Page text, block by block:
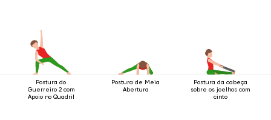
Postura do
Guerreiro 2 com
Apoio no Quadril
Postura de Meia
Abertura
Postura da cabeça
sobre os joelhos com
cinto